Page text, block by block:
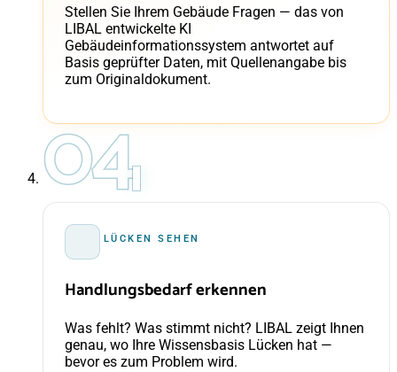
Stellen Sie Ihrem Gebäude Fragen — das von
LIBAL entwickelte KI
Gebäudeinformationssystem antwortet auf
Basis geprüfter Daten, mit Quellenangabe bis
zum Originaldokument.
04
LÜCKEN SEHEN
Handlungsbedarf erkennen
Was fehlt? Was stimmt nicht? LIBAL zeigt Ihnen
genau, wo Ihre Wissensbasis Lücken hat —
bevor es zum Problem wird.